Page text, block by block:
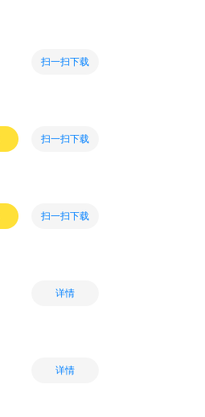
扫一扫下载
扫一扫下载
扫一扫下载
详情
详情